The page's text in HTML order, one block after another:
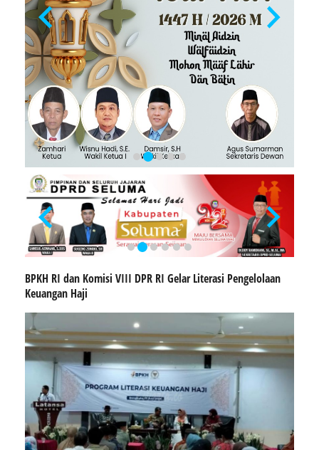
BPKH RI dan Komisi VIII DPR RI Gelar Literasi Pengelolaan
Keuangan Haji